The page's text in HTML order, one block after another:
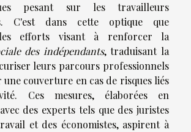
pesant sur les travailleurs
C'est dans cette optique que
efforts visant à renforcer la
des indépendants, traduisant la
leurs parcours professionnels
couverture en cas de risques liés
Ces mesures, élaborées en
des experts tels que des juristes
et des économistes, aspirent à